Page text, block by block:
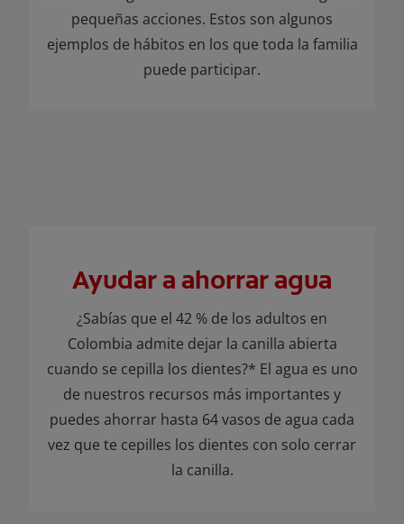
pequeñas acciones. Estos son algunos
ejemplos de hábitos en los que toda la familia
puede participar.
Ayudar a ahorrar agua
¿Sabías que el 42 % de los adultos en
Colombia admite dejar la canilla abierta
cuando se cepilla los dientes?* El agua es uno
de nuestros recursos más importantes y
puedes ahorrar hasta 64 vasos de agua cada
vez que te cepilles los dientes con solo cerrar
la canilla.